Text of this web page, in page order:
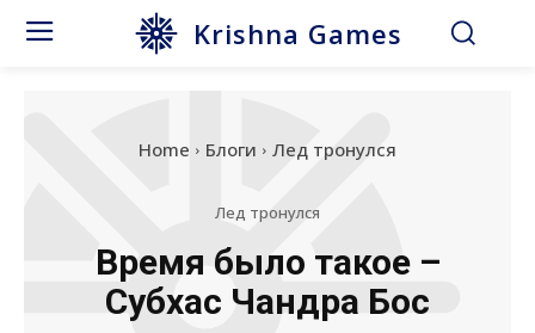
Krishna Games
Home Блоги Лед тронулся
Лед тронулся
Время было такое –
Субхас Чандра Бос